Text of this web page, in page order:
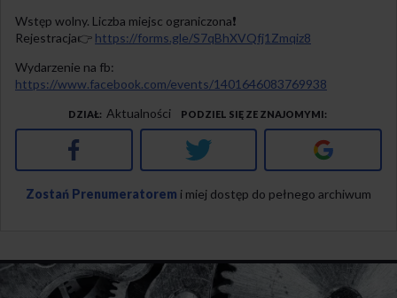
Wstęp wolny. Liczba miejsc ograniczona❗️
Rejestracja👉 https://forms.gle/S7qBhXVQfj1Zmqiz8
Wydarzenie na fb:
https://www.facebook.com/events/1401646083769938
DZIAŁ Aktualności PODZIEL SIĘ ZE ZNAJOMYMI
Facebook Twitter Google+
Zostań Prenumeratorem i miej dostęp do pełnego archiwum